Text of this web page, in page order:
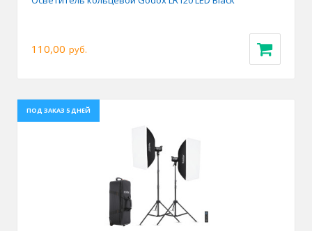
110,00 руб.
ПОД ЗАКАЗ 5 ДНЕЙ